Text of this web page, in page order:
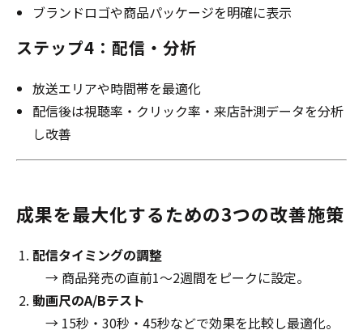
ブランドロゴや商品パッケージを明確に表示
ステップ4：配信・分析
放送エリアや時間帯を最適化
配信後は視聴率・クリック率・来店計測データを分析
し改善
成果を最大化するための3つの改善施策
配信タイミングの調整
→ 商品発売の直前1〜2週間をピークに設定。
動画尺のA/Bテスト
→ 15秒・30秒・45秒などで効果を比較し最適化。